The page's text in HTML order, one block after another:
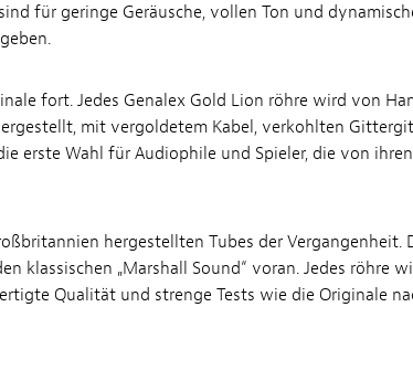
für geringe Geräusche, vollen Ton und
fort. Jedes Genalex Gold Lion röhre wird von
mit vergoldetem Kabel, verkohlten
erste Wahl für Audiophile und Spieler, die von
hergestellten Tubes der Vergangenheit.
„Marshall Sound“ voran. Jedes röhre
Qualität und strenge Tests wie die Originale